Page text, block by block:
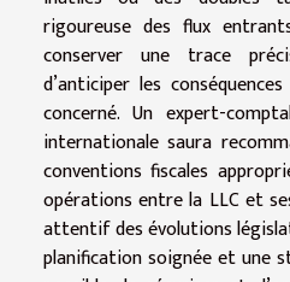
rigoureuse des flux
conserver une trace
d’anticiper les
concerné. Un expert-
internationale saura
conventions fiscales
opérations entre la LLC et
attentif des évolutions
planification soignée et une